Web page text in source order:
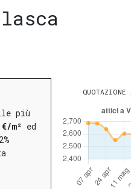
più
m² ed